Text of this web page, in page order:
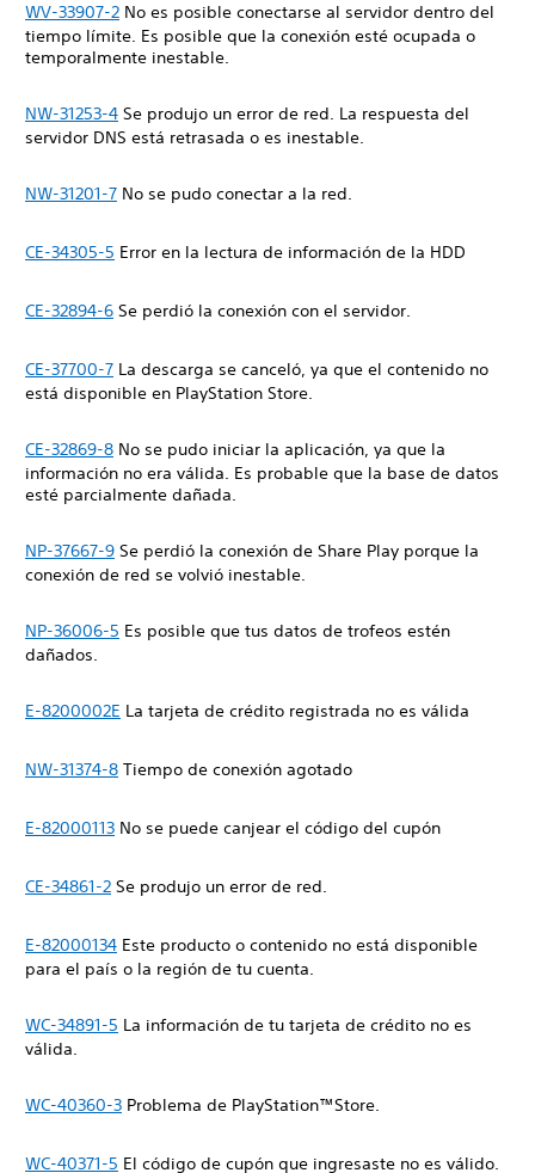
WV-33907-2 No es posible conectarse al servidor dentro del
tiempo límite. Es posible que la conexión esté ocupada o
temporalmente inestable.
NW-31253-4 Se produjo un error de red. La respuesta del
servidor DNS está retrasada o es inestable.
NW-31201-7 No se pudo conectar a la red.
CE-34305-5 Error en la lectura de información de la HDD
CE-32894-6 Se perdió la conexión con el servidor.
CE-37700-7 La descarga se canceló, ya que el contenido no
está disponible en PlayStation Store.
CE-32869-8 No se pudo iniciar la aplicación, ya que la
información no era válida. Es probable que la base de datos
esté parcialmente dañada.
NP-37667-9 Se perdió la conexión de Share Play porque la
conexión de red se volvió inestable.
NP-36006-5 Es posible que tus datos de trofeos estén
dañados.
E-8200002E La tarjeta de crédito registrada no es válida
NW-31374-8 Tiempo de conexión agotado
E-82000113 No se puede canjear el código del cupón
CE-34861-2 Se produjo un error de red.
E-82000134 Este producto o contenido no está disponible
para el país o la región de tu cuenta.
WC-34891-5 La información de tu tarjeta de crédito no es
válida.
WC-40360-3 Problema de PlayStation™Store.
WC-40371-5 El código de cupón que ingresaste no es válido.